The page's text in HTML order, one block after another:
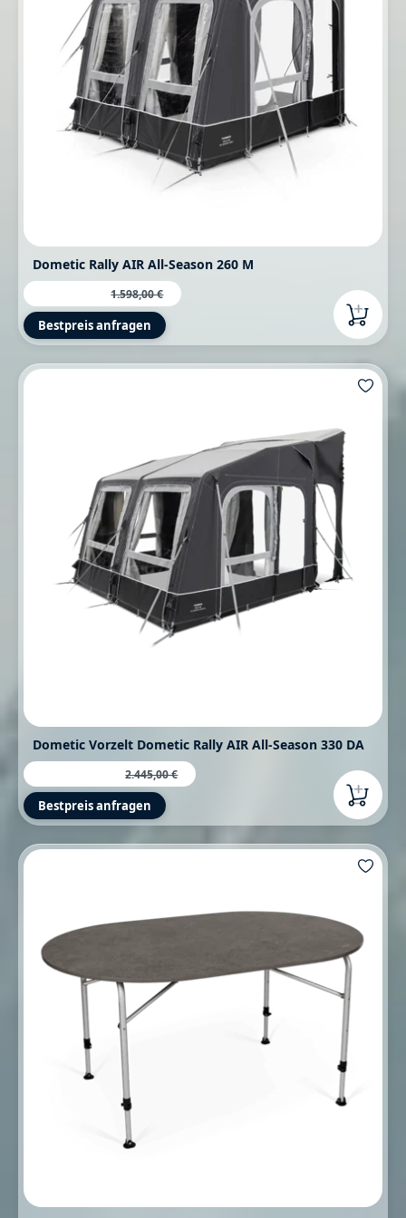
Dometic Rally AIR All-Season 260 M
Verkaufspreis:Regulärer Preis:
1.598,00 €
Bestpreis anfragen
Dometic Vorzelt Dometic Rally AIR All-Season 330 DA
Verkaufspreis:Regulärer Preis:
2.445,00 €
Bestpreis anfragen